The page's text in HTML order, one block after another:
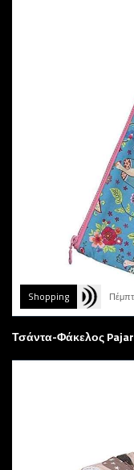
Shopping
Τσάντα-Φάκελος